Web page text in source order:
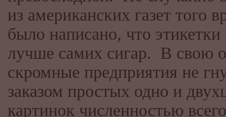
из американских газет того
было написано, что этикетки
лучше самих сигар. В свою
скромные предприятия не
заказом простых одно и
картинок численностью